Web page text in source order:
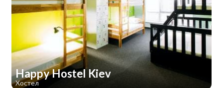
Happy Hostel Kiev
Хостел